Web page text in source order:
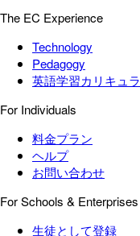
The EC Experience
Technology
Pedagogy
英語学習カリキュ
For Individuals
料金プラン
ヘルプ
お問い合わせ
For Schools & Enterprises
生徒として登録